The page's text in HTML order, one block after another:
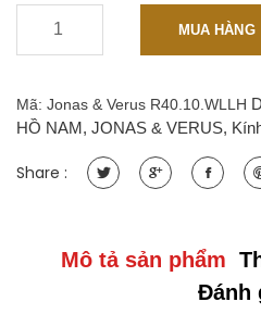
R40.10.WLLH
40mm
Máy
Quartz
Stainless
PVD
MUA HÀNG
Mã: Jonas & Verus R40.10.WLLH
HỒ NAM, JONAS & VERUS,
Share :
Mô tả sản phẩm
Đánh